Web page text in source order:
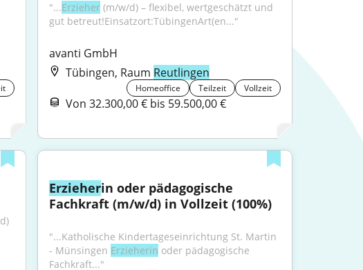
"...Erzieher (m/w/d) – flexibel, wertgeschätzt und
gut betreut!Einsatzort:TübingenArt(en..."
avanti GmbH
Tübingen, Raum Reutlingen
Homeoffice Teilzeit Vollzeit
Von 32.300,00 € bis 59.500,00 €
Erzieherin oder pädagogische
Fachkraft (m/w/d) in Vollzeit (100%)
"...Katholische Kindertageseinrichtung St. Martin
- Münsingen Erzieherin oder pädagogische
Fachkraft..."